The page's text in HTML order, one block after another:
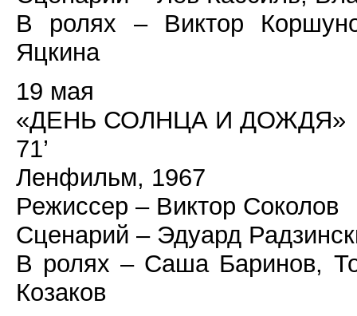
В ролях – Виктор
Яцкина
19 мая
«ДЕНЬ СОЛНЦА И ДОЖДЯ»
71’
Ленфильм, 1967
Режиссер – Виктор Соколов
Сценарий – Эдуард
В ролях – Саша Баринов,
Козаков